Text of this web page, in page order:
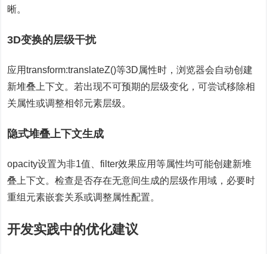
晰。
3D变换的层级干扰
应用transform:translateZ()等3D属性时，浏览器会自动创建
新堆叠上下文。若出现不可预期的层级变化，可尝试移除相
关属性或调整相邻元素层级。
隐式堆叠上下文生成
opacity设置为非1值、filter效果应用等属性均可能创建新堆
叠上下文。检查是否存在无意间生成的层级作用域，必要时
重组元素嵌套关系或调整属性配置。
开发实践中的优化建议